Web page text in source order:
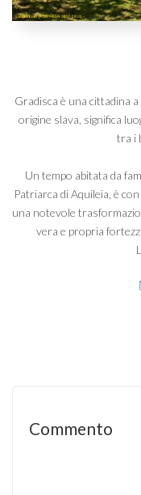
Gradisca è una cittadina
origine slava, significa
tra i
Un tempo abitata da
Patriarca di Aquileia, è
una notevole
vera e propria
Commento